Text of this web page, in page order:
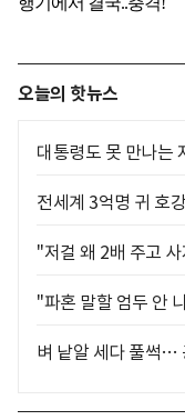
오늘의 핫뉴스
대통령도 못 만나는
전세계 3억명 귀 호
"저걸 왜 2배 주고
"파혼 말할 엄두 안
벼 낱알 세다 풀썩…